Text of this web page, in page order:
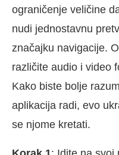
ograničenje veličine
nudi jednostavnu
značajku navigacije.
različite audio i video
Kako biste bolje
aplikacija radi, evo
se njome kretati.